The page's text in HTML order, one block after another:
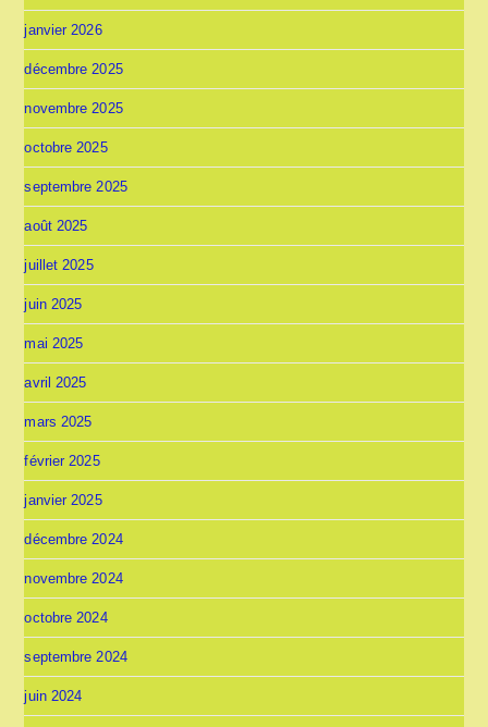
janvier 2026
décembre 2025
novembre 2025
octobre 2025
septembre 2025
août 2025
juillet 2025
juin 2025
mai 2025
avril 2025
mars 2025
février 2025
janvier 2025
décembre 2024
novembre 2024
octobre 2024
septembre 2024
juin 2024